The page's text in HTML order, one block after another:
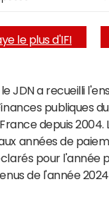
le plus d'IFI
JDN a recueilli
publiques
depuis
années de
pour l'année
de l'année 2024.